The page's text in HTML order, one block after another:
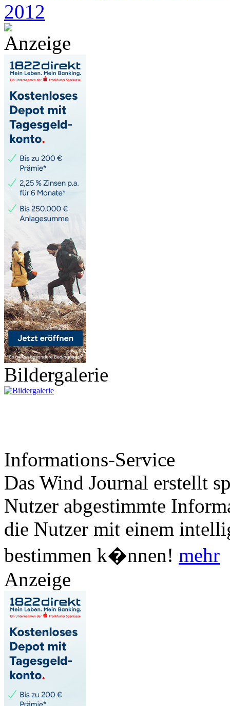
2012
Anzeige
Bildergalerie
Informations-Service
Das Wind Journal erstellt
Nutzer abgestimmte
die Nutzer mit einem
bestimmen k�nnen! mehr
Anzeige